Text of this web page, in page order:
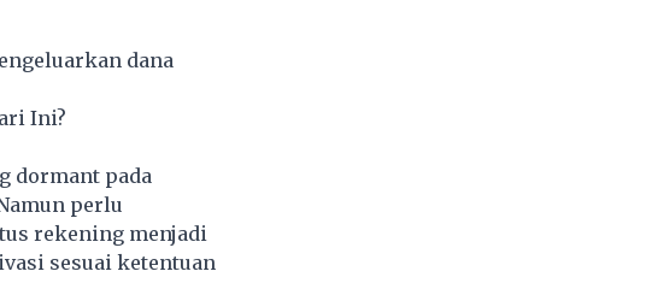
dana
Ini?
dormant pada
perlu
rekening menjadi
sesuai ketentuan